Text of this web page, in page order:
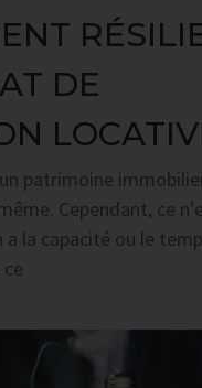
DE
patrimoine
Cependant, ce
la capacité ou le